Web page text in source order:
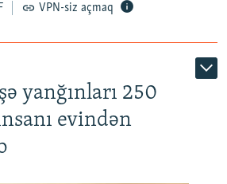
VPN-siz açmaq
yanğınları 250
evindən